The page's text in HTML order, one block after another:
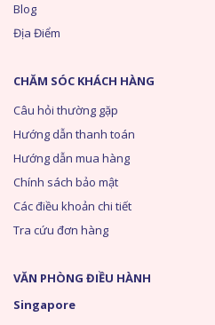
Blog
Địa Điểm
CHĂM SÓC KHÁCH HÀNG
Câu hỏi thường gặp
Hướng dẫn thanh toán
Hướng dẫn mua hàng
Chính sách bảo mật
Các điều khoản chi tiết
Tra cứu đơn hàng
VĂN PHÒNG ĐIỀU HÀNH
Singapore